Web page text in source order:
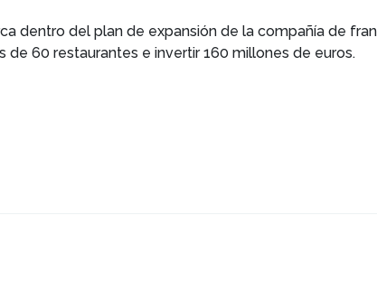
dentro del plan de expansión de la compañía de
60 restaurantes e invertir 160 millones de euros.